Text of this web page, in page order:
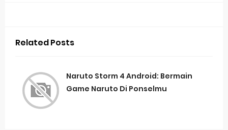
Related Posts
Naruto Storm 4 Android: Bermain
Game Naruto Di Ponselmu